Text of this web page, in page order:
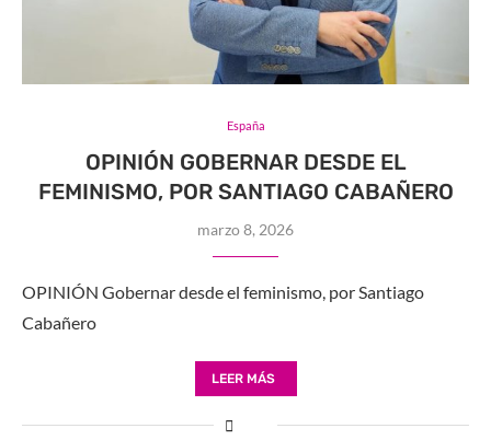
España
OPINIÓN GOBERNAR DESDE EL
FEMINISMO, POR SANTIAGO CABAÑERO
marzo 8, 2026
OPINIÓN Gobernar desde el feminismo, por Santiago
Cabañero
LEER MÁS